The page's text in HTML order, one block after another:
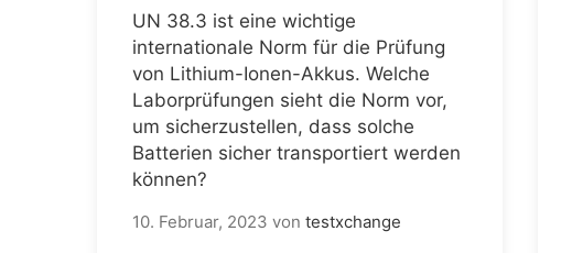
UN 38.3 ist eine wichtige
internationale Norm für die Prüfung
von Lithium-Ionen-Akkus. Welche
Laborprüfungen sieht die Norm vor,
um sicherzustellen, dass solche
Batterien sicher transportiert werden
können?
10. Februar, 2023 von testxchange